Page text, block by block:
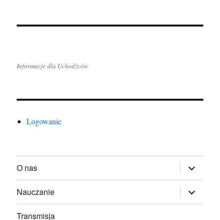
Informacje dla Uchodźców
Logowanie
O nas rozwiń
menu
potomne
Nauczanie
rozwiń
menu
potomne
Transmisja